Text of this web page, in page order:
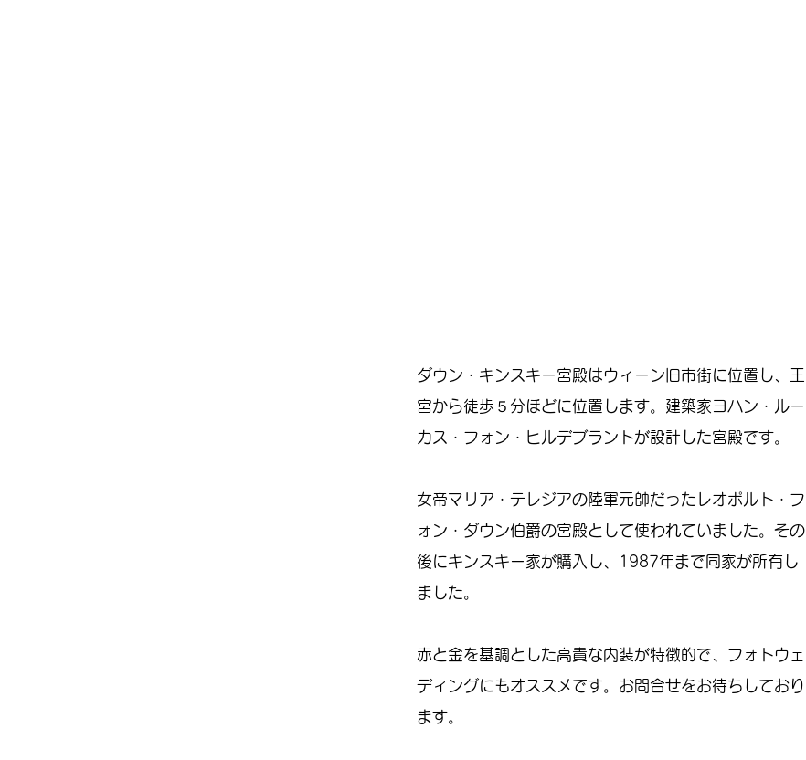
ダウン・キンスキー宮殿はウィーン旧市街に位置し、王
宮から徒歩５分ほどに位置します。建築家ヨハン・ルー
カス・フォン・ヒルデブラントが設計した宮殿です。
女帝マリア・テレジアの陸軍元帥だったレオポルト・フ
ォン・ダウン伯爵の宮殿として使われていました。その
後にキンスキー家が購入し、1987年まで同家が所有し
ました。
赤と金を基調とした高貴な内装が特徴的で、フォトウェ
ディングにもオススメです。お問合せをお待ちしており
ます。